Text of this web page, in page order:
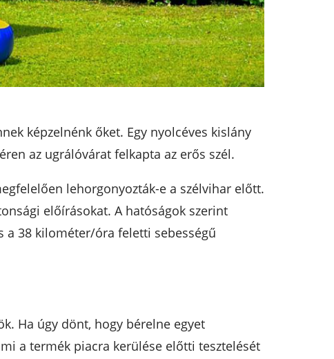
képzelnénk őket. Egy nyolcéves kislány
az ugrálóvárat felkapta az erős szél.
lehorgonyozták-e a szélvihar előtt.
előírásokat. A hatóságok szerint
a 38 kilométer/óra feletti sebességű
Ha úgy dönt, hogy bérelne egyet
a termék piacra kerülése előtti tesztelését